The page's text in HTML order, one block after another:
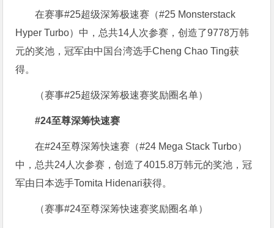
在赛事#25超级深筹极速赛（#25 Monsterstack
Hyper Turbo）中，总共14人次参赛，创造了9778万韩
元的奖池，冠军由中国台湾选手Cheng Chao Ting获
得。
（赛事#25超级深筹极速赛奖励圈名单）
#24至尊深筹快速赛
在#24至尊深筹快速赛（#24 Mega Stack Turbo）
中，总共24人次参赛，创造了4015.8万韩元的奖池，冠
军由日本选手Tomita Hidenari获得。
（赛事#24至尊深筹快速赛奖励圈名单）